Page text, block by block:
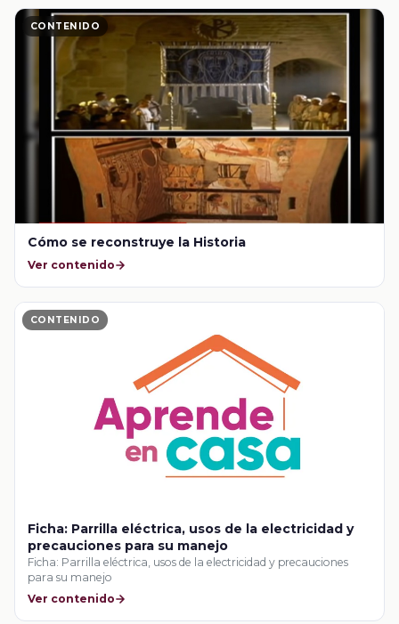
CONTENIDO
Cómo se reconstruye la Historia
Ver contenido
CONTENIDO
Ficha: Parrilla eléctrica, usos de la electricidad y
precauciones para su manejo
Ficha: Parrilla eléctrica, usos de la electricidad y precauciones
para su manejo
Ver contenido